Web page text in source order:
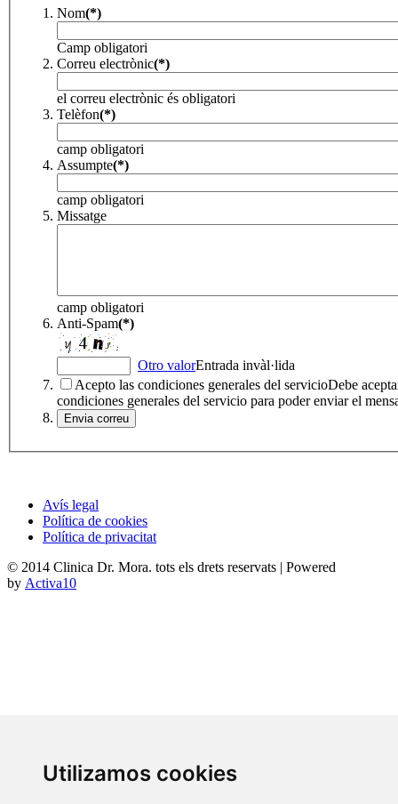
Utilizamos cookies
Nom(*)
Camp obligatori
Correu electrònic(*)
el correu electrònic és obligatori
Telèfon(*)
camp obligatori
Assumpte(*)
camp obligatori
Missatge
camp obligatori
Anti-Spam(*)
Otro valorEntrada invàl·lida
Acepto las condiciones generales del servicioDebe
condiciones generales del servicio para poder enviar el
Avís legal
Política de cookies
Política de privacitat
© 2014 Clinica Dr. Mora. tots els drets reservats | Powered
by Activa10